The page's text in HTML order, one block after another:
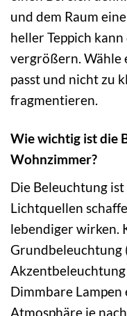
und dem Raum
heller Teppich
vergrößern. Wähle
passt und nicht zu
fragmentieren.
Wie wichtig ist die
Wohnzimmer?
Die Beleuchtung
Lichtquellen
lebendiger wirken.
Grundbeleuchtung
Akzentbeleuchtung
Dimmbare Lampen
Atmosphäre je